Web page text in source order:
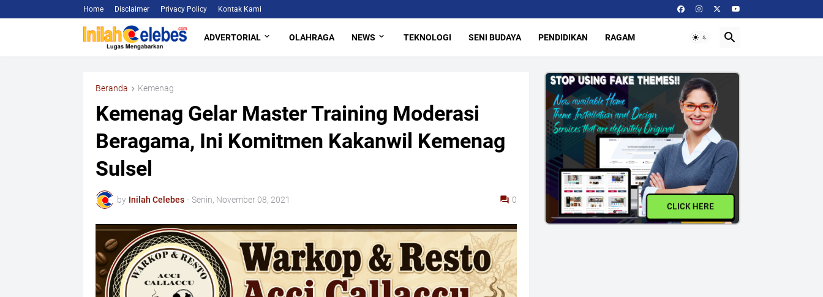
Home Disclaimer Privacy Policy Kontak Kami
ADVERTORIAL OLAHRAGA NEWS TEKNOLOGI SENI BUDAYA PENDIDIKAN RAGAM
Beranda Kemenag
Kemenag Gelar Master Training Moderasi
Beragama, Ini Komitmen Kakanwil Kemenag
Sulsel
by Inilah Celebes - Senin, November 08, 2021 0
CLICK HERE